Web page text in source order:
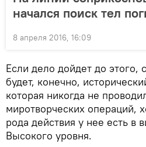
начался поиск тел
8 апреля 2016, 16:09
Если дело дойдет до этого,
будет, конечно,
которая никогда не
миротворческих операций,
рода действия у нее есть
Высокого уровня.